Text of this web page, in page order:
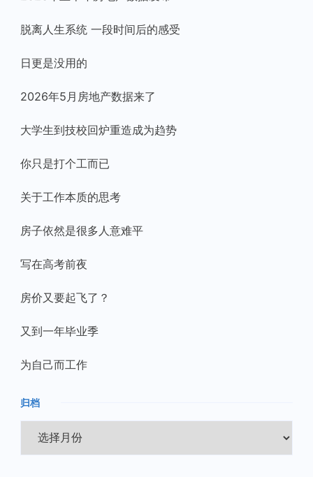
脱离人生系统 一段时间后的感受
日更是没用的
2026年5月房地产数据来了
大学生到技校回炉重造成为趋势
你只是打个工而已
关于工作本质的思考
房子依然是很多人意难平
写在高考前夜
房价又要起飞了？
又到一年毕业季
为自己而工作
归档
档